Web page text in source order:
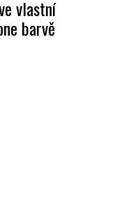
vlastní
barvě